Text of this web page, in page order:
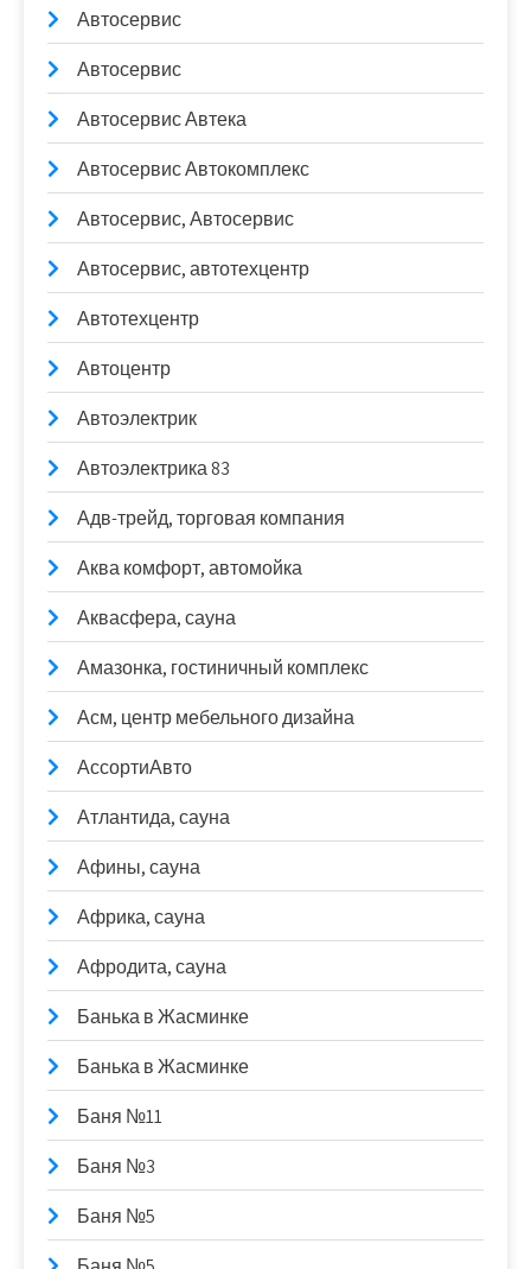
Автосервис
Автосервис
Автосервис Автека
Автосервис Автокомплекс
Автосервис, Автосервис
Автосервис, автотехцентр
Автотехцентр
Автоцентр
Автоэлектрик
Автоэлектрика 83
Адв-трейд, торговая компания
Аква комфорт, автомойка
Аквасфера, сауна
Амазонка, гостиничный комплекс
Асм, центр мебельного дизайна
АссортиАвто
Атлантида, сауна
Афины, сауна
Африка, сауна
Афродита, сауна
Банька в Жасминке
Банька в Жасминке
Баня №11
Баня №3
Баня №5